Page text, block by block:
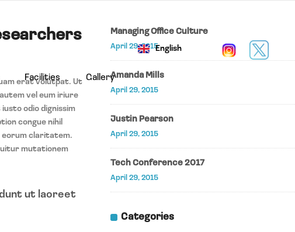
English
عربي
Facilities Gallery
erat volutpat. Ut
vel eum iriure
odio dignissim
congue nihil
eorum claritatem.
mutationem
ut laoreet
Managing Office Culture
April 29, 2015
Amanda Mills
April 29, 2015
Justin Pearson
April 29, 2015
Tech Conference 2017
April 29, 2015
Categories